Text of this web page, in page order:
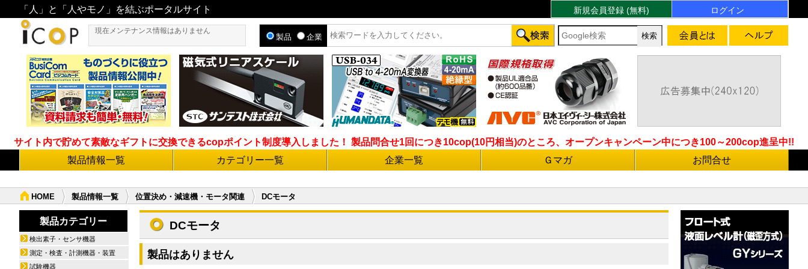
「人」と「人やモノ」を結ぶポータルサイト ログイン
新規会員登録 (無料)
現在メンテナンス情報はありません
製品 企業
サイト内で貯めて素敵なギフトに交換できるcopポイント制度導入しました！ 製品問合せ1回につき10cop(10円相当)のところ、オープンキャンペーン中につき100～200cop進呈中!!
製品情報一覧
カテゴリー一覧 企業一覧 Ｇマガ お問合せ
HOME 製品情報一覧 位置決め・減速機・モータ関連 DCモータ
DCモータ
製品はありません
製品カテゴリー
検出素子・センサ機器
測定・検査・計測機器・装置
試験機器